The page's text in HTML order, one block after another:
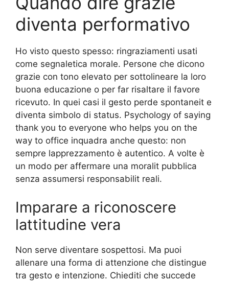
diventa performativo
Ho visto questo spesso: ringraziamenti usati
come segnaletica morale. Persone che dicono
grazie con tono elevato per sottolineare la loro
buona educazione o per far risaltare il favore
ricevuto. In quei casi il gesto perde spontaneit e
diventa simbolo di status. Psychology of saying
thank you to everyone who helps you on the
way to office inquadra anche questo: non
sempre lapprezzamento è autentico. A volte è
un modo per affermare una moralit pubblica
senza assumersi responsabilit reali.
Imparare a riconoscere
lattitudine vera
Non serve diventare sospettosi. Ma puoi
allenare una forma di attenzione che distingue
tra gesto e intenzione. Chiediti che succede